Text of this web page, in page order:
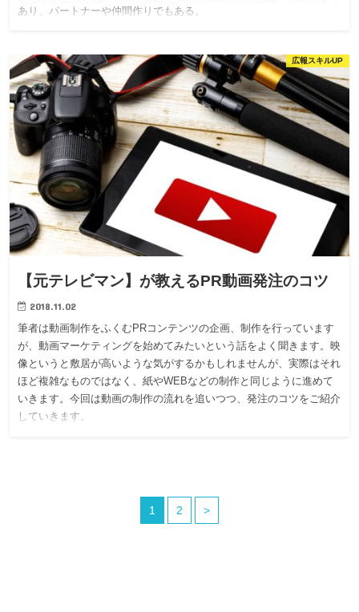
あり、パートナーや仲間作りでもある。
広報スキルUP
【元テレビマン】が教えるPR動画発注のコツ
2018.11.02
筆者は動画制作をふくむPRコンテンツの企画、制作を行っています
が、動画マーケティングを始めてみたいという話をよく聞きます。映
像というと敷居が高いような気がするかもしれませんが、実際はそれ
ほど複雑なものではなく、紙やWEBなどの制作と同じように進めて
いきます。今回は動画の制作の流れを追いつつ、発注のコツをご紹介
していきます。
1 2 >